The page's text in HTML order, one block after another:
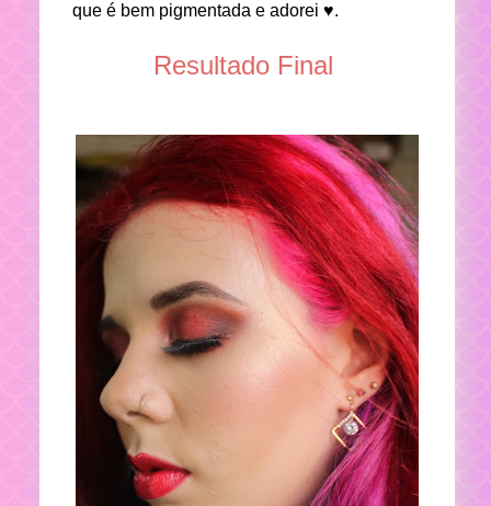
que é bem pigmentada e adorei ♥.
Resultado Final